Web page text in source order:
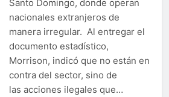
Santo Domingo, donde operan
nacionales extranjeros de
manera irregular. Al entregar el
documento estadístico,
Morrison, indicó que no están en
contra del sector, sino de
las acciones ilegales que…